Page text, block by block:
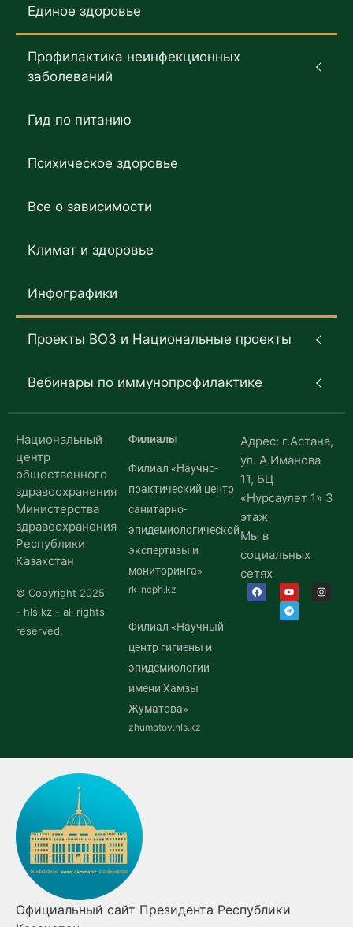
Единое здоровье
Профилактика неинфекционных
заболеваний
Гид по питанию
Психическое здоровье
Все о зависимости
Климат и здоровье
Инфографики
Проекты ВОЗ и Национальные проекты
Вебинары по иммунопрофилактике
Национальный
центр
общественного
здравоохранения
Министерства
здравоохранения
Республики
Казахстан
© Copyright 2025
- hls.kz - all rights
reserved.
Филиалы
Филиал «Научно-
практический центр
санитарно-
эпидемиологической
экспертизы и
мониторинга»
rk-ncph.kz
Филиал «Научный
центр гигиены и
эпидемиологии
имени Хамзы
Жуматова»
zhumatov.hls.kz
Адрес: г.Астана,
ул. А.Иманова
11, БЦ
«Нурсаулет 1» 3
этаж
Мы в
социальных
сетях
Официальный сайт Президента Республики